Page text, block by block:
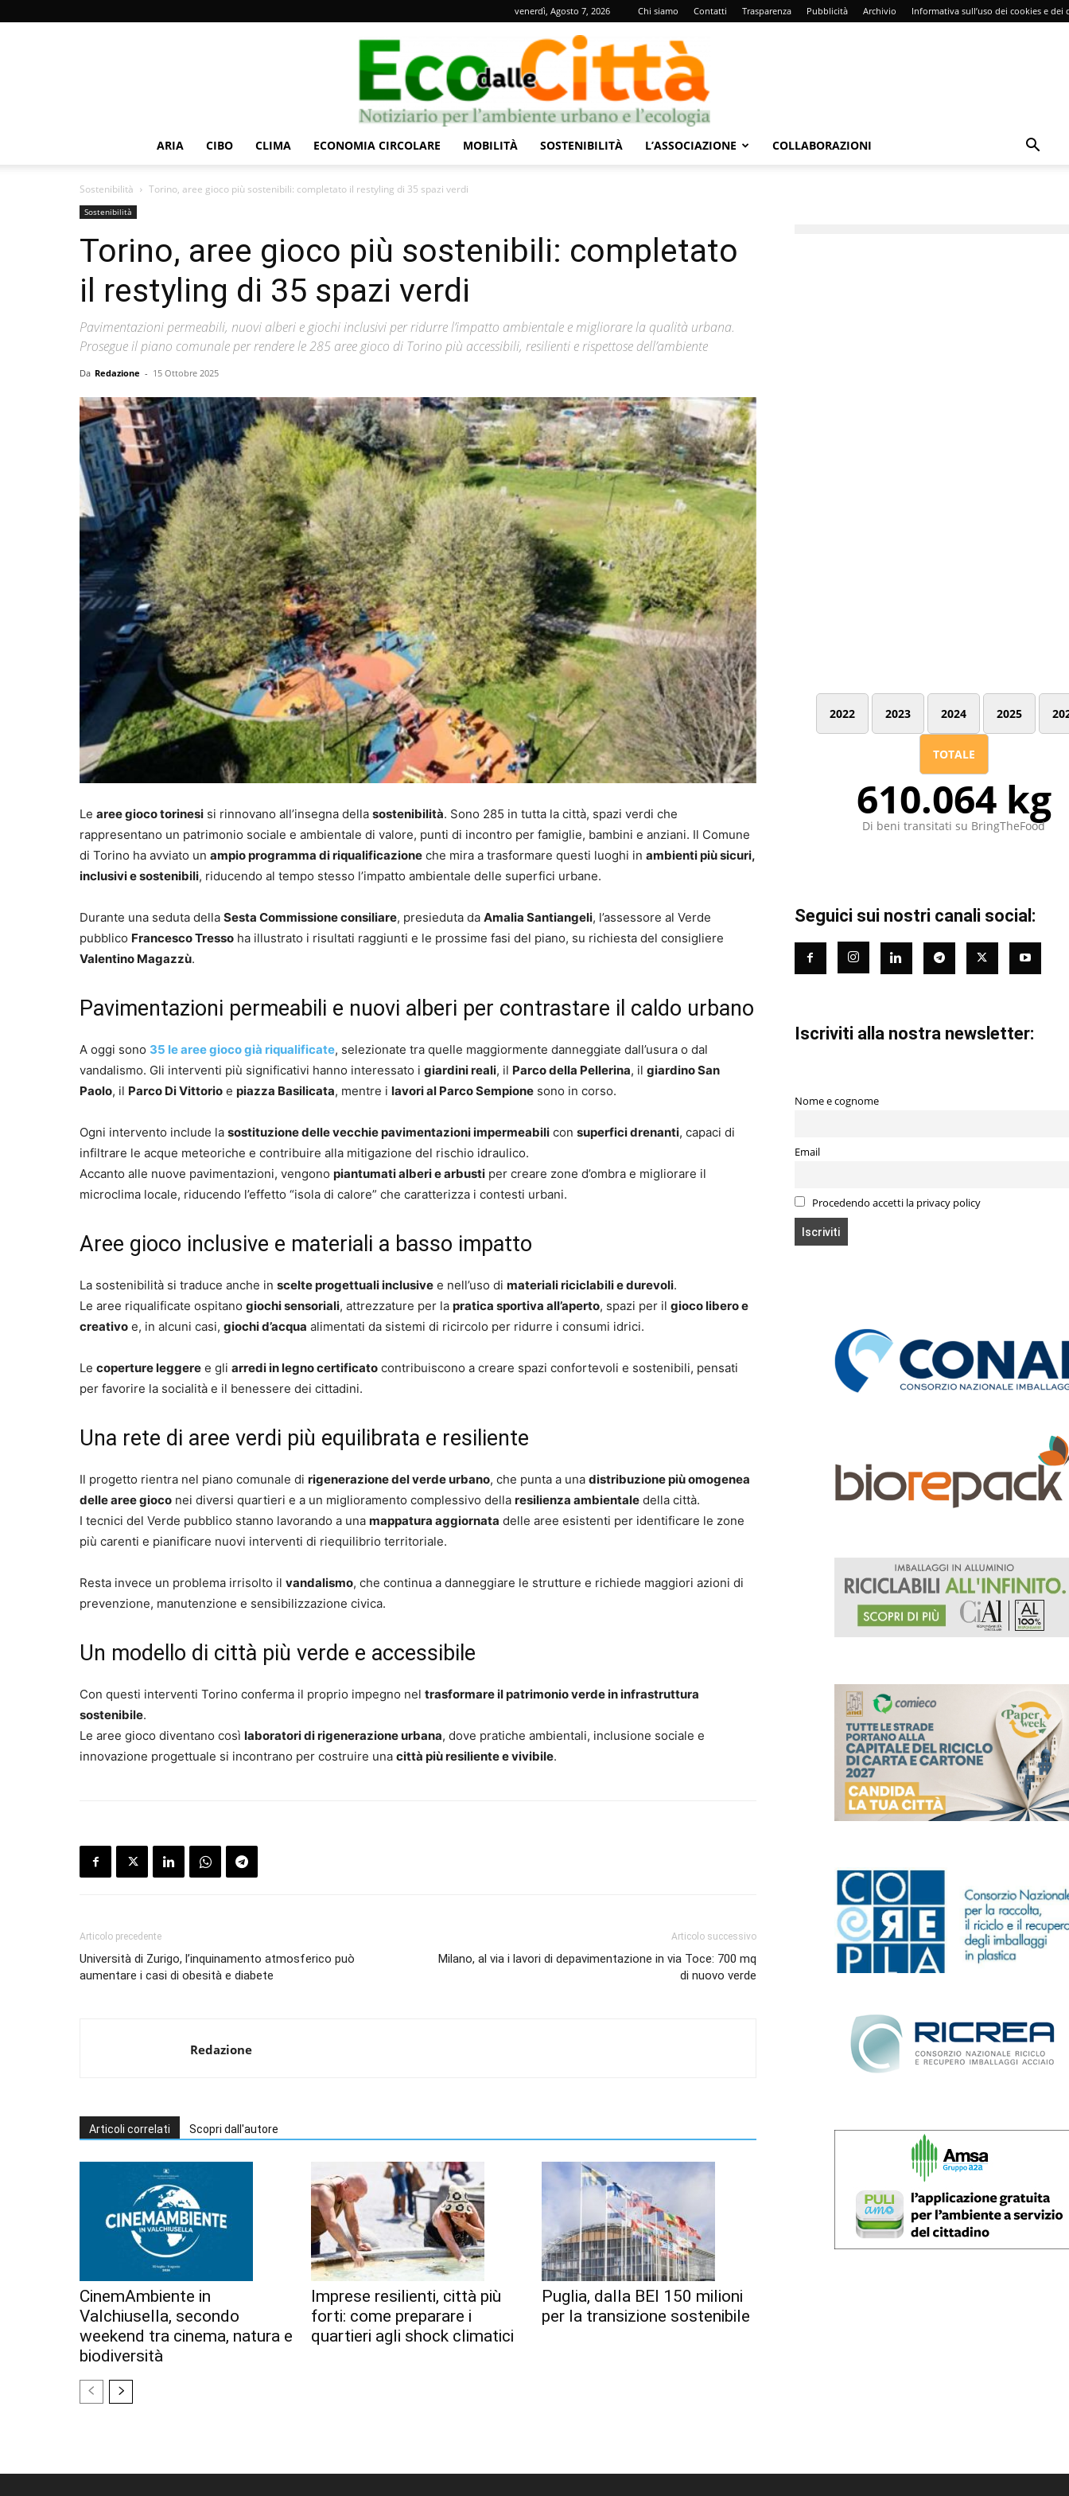
venerdì, Agosto 7, 2026 Chi siamo Contatti Trasparenza Pubblicità Archivio Informativa sull’uso dei cookies e dei
ARIA CIBO CLIMA ECONOMIA CIRCOLARE MOBILITÀ SOSTENIBILITÀ L’ASSOCIAZIONE COLLABORAZIONI
Sostenibilità Torino, aree gioco più sostenibili: completato il restyling di 35 spazi verdi
Sostenibilità
Torino, aree gioco più sostenibili: completato
il restyling di 35 spazi verdi
Pavimentazioni permeabili, nuovi alberi e giochi inclusivi per ridurre l’impatto ambientale e migliorare la qualità urbana.
Prosegue il piano comunale per rendere le 285 aree gioco di Torino più accessibili, resilienti e rispettose dell’ambiente
Da Redazione - 15 Ottobre 2025
Le aree gioco torinesi si rinnovano all’insegna della sostenibilità. Sono 285 in tutta la città, spazi verdi che
rappresentano un patrimonio sociale e ambientale di valore, punti di incontro per famiglie, bambini e anziani. Il Comune
di Torino ha avviato un ampio programma di riqualificazione che mira a trasformare questi luoghi in ambienti più sicuri,
inclusivi e sostenibili, riducendo al tempo stesso l’impatto ambientale delle superfici urbane.
Durante una seduta della Sesta Commissione consiliare, presieduta da Amalia Santiangeli, l’assessore al Verde
pubblico Francesco Tresso ha illustrato i risultati raggiunti e le prossime fasi del piano, su richiesta del consigliere
Valentino Magazzù.
Pavimentazioni permeabili e nuovi alberi per contrastare il caldo urbano
A oggi sono 35 le aree gioco già riqualificate, selezionate tra quelle maggiormente danneggiate dall’usura o dal
vandalismo. Gli interventi più significativi hanno interessato i giardini reali, il Parco della Pellerina, il giardino San
Paolo, il Parco Di Vittorio e piazza Basilicata, mentre i lavori al Parco Sempione sono in corso.
Ogni intervento include la sostituzione delle vecchie pavimentazioni impermeabili con superfici drenanti, capaci di
infiltrare le acque meteoriche e contribuire alla mitigazione del rischio idraulico.
Accanto alle nuove pavimentazioni, vengono piantumati alberi e arbusti per creare zone d’ombra e migliorare il
microclima locale, riducendo l’effetto “isola di calore” che caratterizza i contesti urbani.
Aree gioco inclusive e materiali a basso impatto
La sostenibilità si traduce anche in scelte progettuali inclusive e nell’uso di materiali riciclabili e durevoli.
Le aree riqualificate ospitano giochi sensoriali, attrezzature per la pratica sportiva all’aperto, spazi per il gioco libero e
creativo e, in alcuni casi, giochi d’acqua alimentati da sistemi di ricircolo per ridurre i consumi idrici.
Le coperture leggere e gli arredi in legno certificato contribuiscono a creare spazi confortevoli e sostenibili, pensati
per favorire la socialità e il benessere dei cittadini.
Una rete di aree verdi più equilibrata e resiliente
Il progetto rientra nel piano comunale di rigenerazione del verde urbano, che punta a una distribuzione più omogenea
delle aree gioco nei diversi quartieri e a un miglioramento complessivo della resilienza ambientale della città.
I tecnici del Verde pubblico stanno lavorando a una mappatura aggiornata delle aree esistenti per identificare le zone
più carenti e pianificare nuovi interventi di riequilibrio territoriale.
Resta invece un problema irrisolto il vandalismo, che continua a danneggiare le strutture e richiede maggiori azioni di
prevenzione, manutenzione e sensibilizzazione civica.
Un modello di città più verde e accessibile
Con questi interventi Torino conferma il proprio impegno nel trasformare il patrimonio verde in infrastruttura
sostenibile.
Le aree gioco diventano così laboratori di rigenerazione urbana, dove pratiche ambientali, inclusione sociale e
innovazione progettuale si incontrano per costruire una città più resiliente e vivibile.
Articolo precedente
Università di Zurigo, l’inquinamento atmosferico può
aumentare i casi di obesità e diabete
Articolo successivo
Milano, al via i lavori di depavimentazione in via Toce: 700 mq
di nuovo verde
Redazione
Articoli correlati Scopri dall'autore
CinemAmbiente in
Valchiusella, secondo
weekend tra cinema, natura e
biodiversità
Imprese resilienti, città più
forti: come preparare i
quartieri agli shock climatici
Puglia, dalla BEI 150 milioni
per la transizione sostenibile
2022 2023 2024 2025
TOTALE
610.064 kg
Di beni transitati su BringTheFood
Seguici sui nostri canali social:
Iscriviti alla nostra newsletter:
Nome e cognome
Email
Procedendo accetti la privacy policy